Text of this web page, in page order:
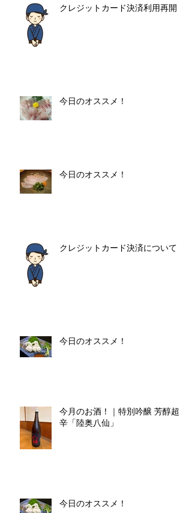
クレジットカード決済利用再開
今日のオススメ！
今日のオススメ！
クレジットカード決済について
今日のオススメ！
今月のお酒！｜特別吟醸 芳醇超
辛「陸奥八仙」
今日のオススメ！